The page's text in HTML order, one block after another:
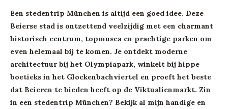
Een stedentrip München is altijd een goed idee. Deze
Beierse stad is ontzettend veelzijdig met een charmant
historisch centrum, topmusea en prachtige parken om
even helemaal bij te komen. Je ontdekt moderne
architectuur bij het Olympiapark, winkelt bij hippe
boetieks in het Glockenbachviertel en proeft het beste
dat Beieren te bieden heeft op de Viktualienmarkt. Zin
in een stedentrip München? Bekijk al mijn handige en